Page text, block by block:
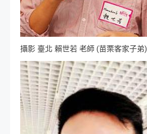
攝影 臺北 賴世若 老師 (苗栗客家子弟)